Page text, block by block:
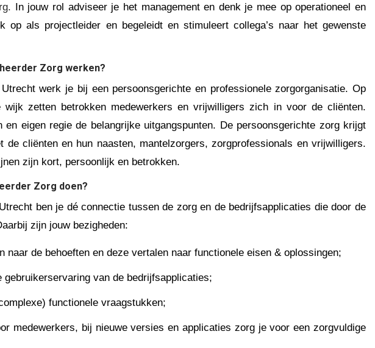
In jouw rol adviseer je het management en denk je mee op operationeel en
op als projectleider en begeleidt en stimuleert collega’s naar het gewenste
Zorg werken?
werk je bij een persoonsgerichte en professionele zorgorganisatie. Op
zetten betrokken medewerkers en vrijwilligers zich in voor de cliënten.
eigen regie de belangrijke uitgangspunten. De persoonsgerichte zorg krijgt
de cliënten en hun naasten, mantelzorgers, zorgprofessionals en vrijwilligers.
zijn kort, persoonlijk en betrokken.
Zorg doen?
ben je dé connectie tussen de zorg en de bedrijfsapplicaties die door de
zijn jouw bezigheden:
naar de behoeften en deze vertalen naar functionele eisen & oplossingen;
gebruikerservaring van de bedrijfsapplicaties;
functionele vraagstukken;
medewerkers, bij nieuwe versies en applicaties zorg je voor een zorgvuldige